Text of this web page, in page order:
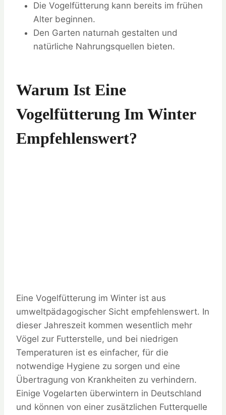
Die Vogelfütterung kann bereits im frühen
Alter beginnen.
Den Garten naturnah gestalten und
natürliche Nahrungsquellen bieten.
Warum Ist Eine
Vogelfütterung Im Winter
Empfehlenswert?
Eine Vogelfütterung im Winter ist aus
umweltpädagogischer Sicht empfehlenswert. In
dieser Jahreszeit kommen wesentlich mehr
Vögel zur Futterstelle, und bei niedrigen
Temperaturen ist es einfacher, für die
notwendige Hygiene zu sorgen und eine
Übertragung von Krankheiten zu verhindern.
Einige Vogelarten überwintern in Deutschland
und können von einer zusätzlichen Futterquelle